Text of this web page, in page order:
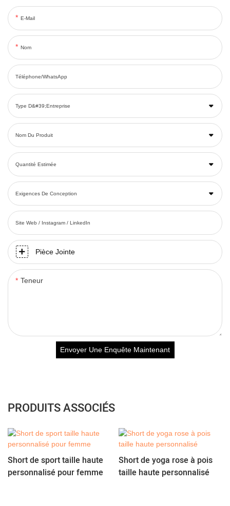
E-Mail
Nom
Téléphone/WhatsApp
Type D&#39;entreprise
Nom Du Produit
Quantité Estimée
Exigences De Conception
Site Web / Instagram / LinkedIn
Pièce Jointe
Teneur
Envoyer Une Enquête Maintenant
PRODUITS ASSOCIÉS
Short de sport taille haute
personnalisé pour femme
Short de yoga rose à pois
taille haute personnalisé